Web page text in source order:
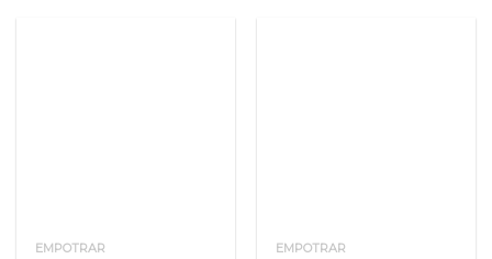
EMPOTRAR EMPOTRAR